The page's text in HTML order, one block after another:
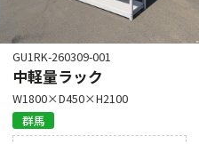
GU1RK-260309-001
中軽量ラック
W1800×D450×H2100
群馬